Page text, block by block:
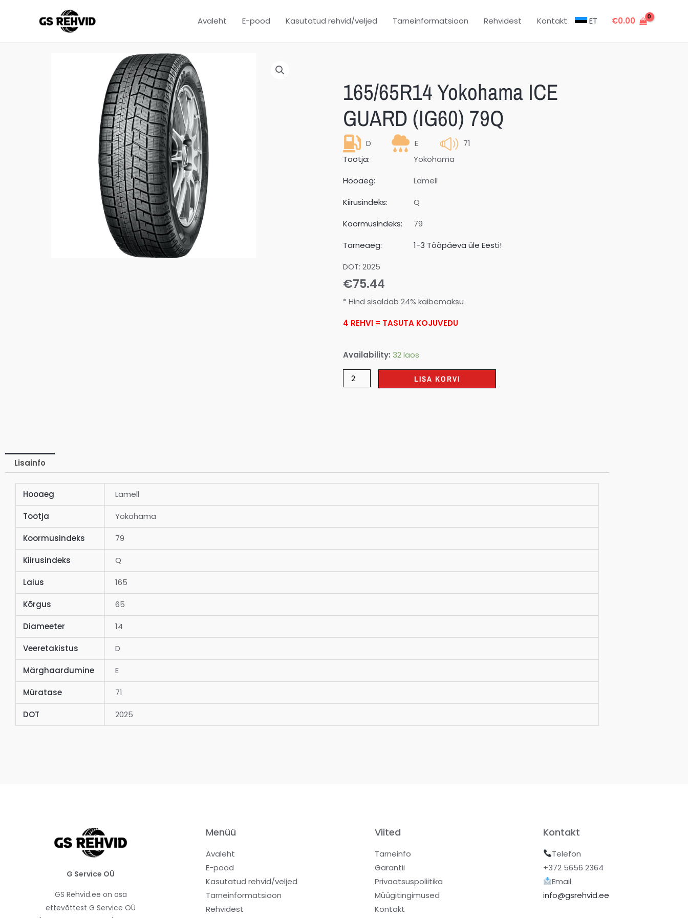
Avaleht E-pood Kasutatud rehvid/veljed Tarneinformatsioon Rehvidest Kontakt ET €0.00
165/65R14 Yokohama ICE
GUARD (IG60) 79Q
D E
71
Tootja:
Yokohama
Hooaeg:
Lamell
Kiirusindeks:
Q
Koormusindeks:
79
Tarneaeg:
1-3 Tööpäeva üle Eesti!
DOT: 2025
€75.44
* Hind sisaldab 24% käibemaksu
4 REHVI = TASUTA KOJUVEDU
Availability: 32 laos
LISA KORVI
Lisainfo
Hooaeg Lamell
Tootja Yokohama
Koormusindeks 79
Kiirusindeks Q
Laius 165
Kõrgus 65
Diameeter 14
Veeretakistus D
Märghaardumine E
Müratase 71
DOT 2025
G Service OÜ
GS Rehvid.ee on osa
ettevõttest G Service OÜ
Menüü
Avaleht
E-pood
Kasutatud rehvid/veljed
Tarneinformatsioon
Rehvidest
Viited
Tarneinfo
Garantii
Privaatsuspoliitika
Müügitingimused
Kontakt
Kontakt
Telefon
+372 5656 2364
Email
info@gsrehvid.ee